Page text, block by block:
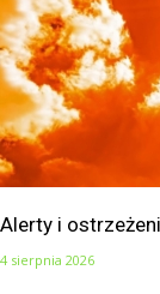
Alerty i
4 sierpnia 2026